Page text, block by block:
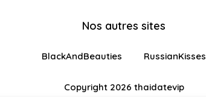
Nos autres sites
BlackAndBeauties RussianKisses
Copyright 2026 thaidatevip